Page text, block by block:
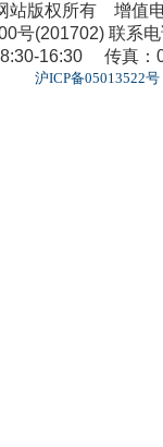
站版权所有 增值
号(201702) 联系
16:30 传真：
沪ICP备05013522号